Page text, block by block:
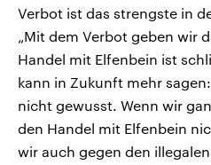
Verbot ist das strengste in
„Mit dem Verbot geben wir
Handel mit Elfenbein ist
kann in Zukunft mehr
nicht gewusst. Wenn wir
den Handel mit Elfenbein
wir auch gegen den